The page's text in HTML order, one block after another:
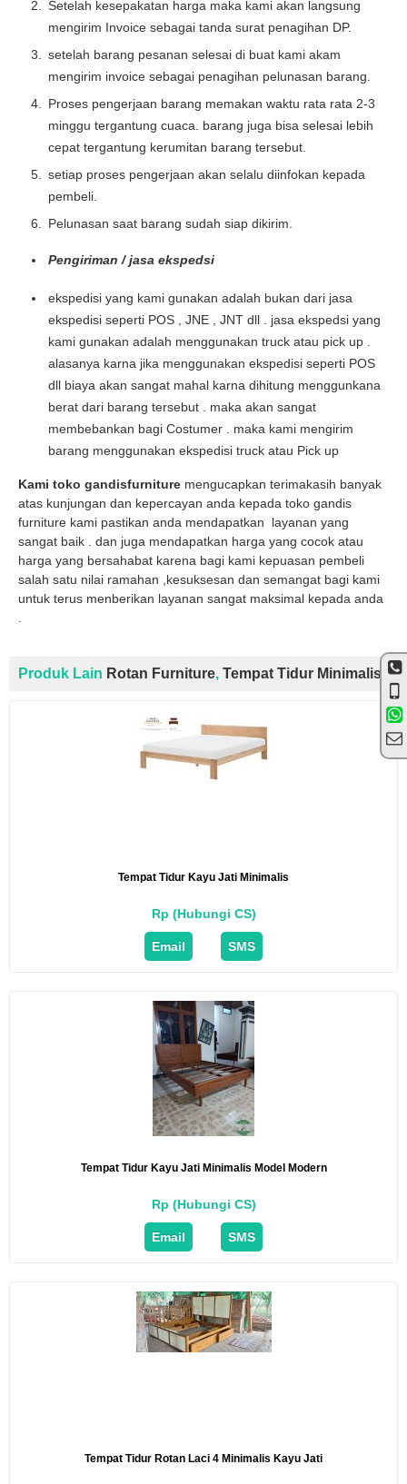
Setelah kesepakatan harga maka kami akan langsung
mengirim Invoice sebagai tanda surat penagihan DP.
setelah barang pesanan selesai di buat kami akam
mengirim invoice sebagai penagihan pelunasan barang.
Proses pengerjaan barang memakan waktu rata rata 2-3
minggu tergantung cuaca. barang juga bisa selesai lebih
cepat tergantung kerumitan barang tersebut.
setiap proses pengerjaan akan selalu diinfokan kepada
pembeli.
Pelunasan saat barang sudah siap dikirim.
Pengiriman / jasa ekspedsi
ekspedisi yang kami gunakan adalah bukan dari jasa
ekspedisi seperti POS , JNE , JNT dll . jasa ekspedsi yang
kami gunakan adalah menggunakan truck atau pick up .
alasanya karna jika menggunakan ekspedisi seperti POS
dll biaya akan sangat mahal karna dihitung menggunkana
berat dari barang tersebut . maka akan sangat
membebankan bagi Costumer . maka kami mengirim
barang menggunakan ekspedisi truck atau Pick up
Kami toko gandisfurniture mengucapkan terimakasih banyak
atas kunjungan dan kepercayan anda kepada toko gandis
furniture kami pastikan anda mendapatkan layanan yang
sangat baik . dan juga mendapatkan harga yang cocok atau
harga yang bersahabat karena bagi kami kepuasan pembeli
salah satu nilai ramahan ,kesuksesan dan semangat bagi kami
untuk terus menberikan layanan sangat maksimal kepada anda
.
Produk Lain Rotan Furniture, Tempat Tidur Minimalis
Tempat Tidur Kayu Jati Minimalis
Rp (Hubungi CS)
Email SMS
Tempat Tidur Kayu Jati Minimalis Model Modern
Rp (Hubungi CS)
Email SMS
Tempat Tidur Rotan Laci 4 Minimalis Kayu Jati